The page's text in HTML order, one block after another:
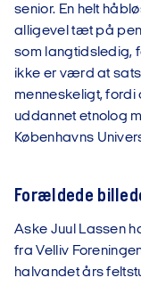
senior. En helt
alligevel tæt på
som langtidsledig,
ikke er værd at
menneskeligt, fordi
uddannet etnolog
Københavns
Forældede
Aske Juul Lassen
fra Velliv
halvandet års